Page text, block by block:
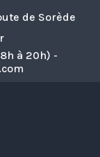
de Sorède
à 20h) -